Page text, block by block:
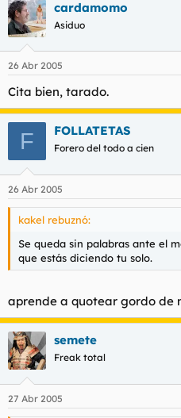
cardamomo
Asiduo
26 Abr 2005
Cita bien, tarado.
F FOLLATETAS
Forero del todo a cien
26 Abr 2005
kakel rebuznó:
Se queda sin palabras ante el
que estás diciendo tu solo.
aprende a quotear gordo de
semete
Freak total
27 Abr 2005